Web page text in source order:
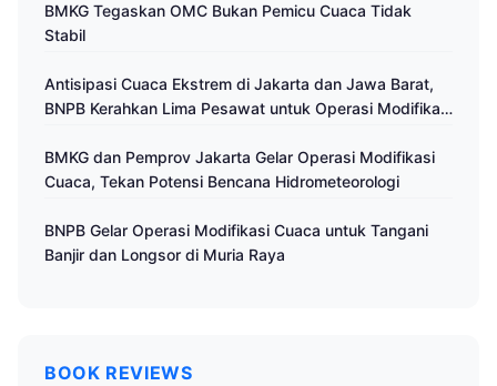
BMKG Tegaskan OMC Bukan Pemicu Cuaca Tidak
Stabil
Antisipasi Cuaca Ekstrem di Jakarta dan Jawa Barat,
BNPB Kerahkan Lima Pesawat untuk Operasi Modifikasi
BMKG dan Pemprov Jakarta Gelar Operasi Modifikasi
Cuaca, Tekan Potensi Bencana Hidrometeorologi
BNPB Gelar Operasi Modifikasi Cuaca untuk Tangani
Banjir dan Longsor di Muria Raya
BOOK REVIEWS